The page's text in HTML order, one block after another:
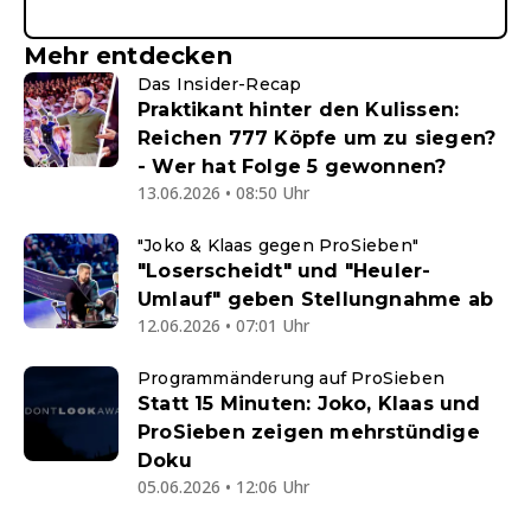
Mehr entdecken
Das Insider-Recap
Praktikant hinter den Kulissen:
Reichen 777 Köpfe um zu siegen?
- Wer hat Folge 5 gewonnen?
13.06.2026 • 08:50 Uhr
"Joko & Klaas gegen ProSieben"
"Loserscheidt" und "Heuler-
Umlauf" geben Stellungnahme ab
12.06.2026 • 07:01 Uhr
Programmänderung auf ProSieben
Statt 15 Minuten: Joko, Klaas und
ProSieben zeigen mehrstündige
Doku
05.06.2026 • 12:06 Uhr